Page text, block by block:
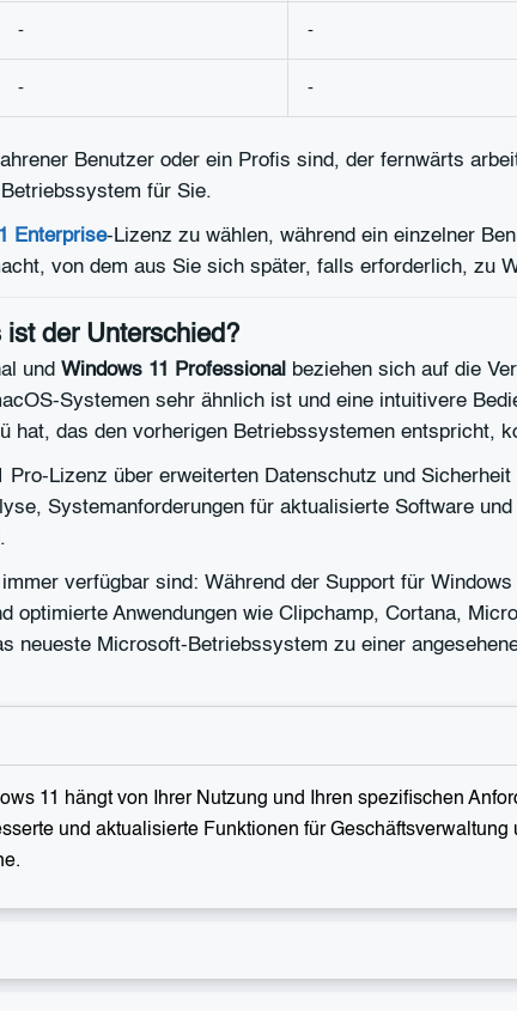
- -
- -
Benutzer oder ein Profis sind, der fernwärts
für Sie.
Enterprise-Lizenz zu wählen, während ein einzelner
von dem aus Sie sich später, falls erforderlich, zu
der Unterschied?
und Windows 11 Professional beziehen sich auf die
Systemen sehr ähnlich ist und eine intuitivere
hat, das den vorherigen Betriebssystemen entspricht,
Pro-Lizenz über erweiterten Datenschutz und
Systemanforderungen für aktualisierte Software
verfügbar sind: Während der Support für
optimierte Anwendungen wie Clipchamp, Cortana,
neueste Microsoft-Betriebssystem zu einer
11 hängt von Ihrer Nutzung und Ihren spezifischen
und aktualisierte Funktionen für